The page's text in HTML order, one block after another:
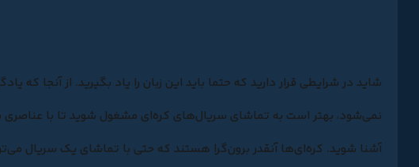
شاید در شرایطی قرار دارید که حتما باید این زبان را یاد بگیرید. از آنجا که
نمی‌شود، بهتر است به تماشای سریال‌های کره‌ای مشغول شوید تا با عناصری
آشنا شوید. کره‌ای‌ها آنقدر برون‌گرا هستند که حتی با تماشای یک سریال